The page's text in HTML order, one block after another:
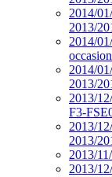
2014/
2013/
2014/
2014/
2013/
2013/
F3-
2013/
2013/
2013/
2013/